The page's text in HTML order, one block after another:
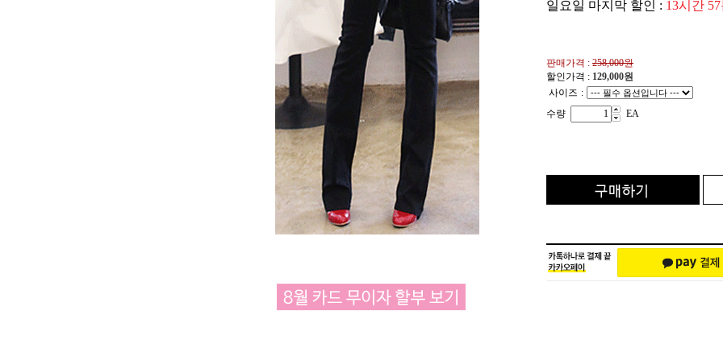
일요일 마지막 할인 : 13시간
판매가격 : 258,000원
할인가격 : 129,000원
사이즈 :
수량
EA